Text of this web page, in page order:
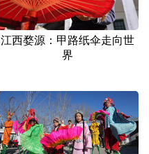
江西婺源：甲路纸伞走向世
界